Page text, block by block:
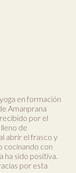
en formación
Amanprana
por el
de
abrir el frasco y
cocinando con
ha sido positiva.
por esta